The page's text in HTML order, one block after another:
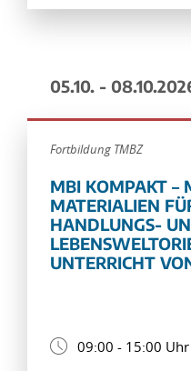
05.10. -
Fortbildung TMBZ
MBI KOMPAKT –
MATERIALIEN
HANDLUNGS-
UNTERRICHT
09:00 - 15:00 Uhr